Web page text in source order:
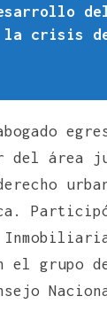
crisis
del área
el grupo